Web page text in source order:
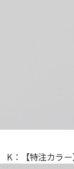
K：【特注カラ